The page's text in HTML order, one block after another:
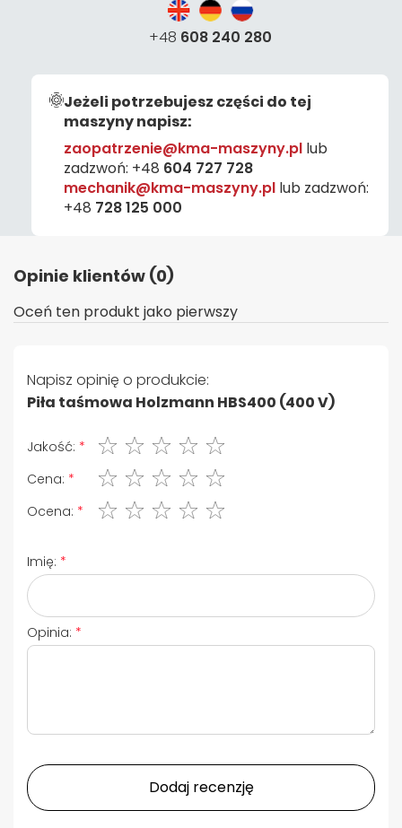
+48 608 240 280
Jeżeli potrzebujesz części do tej
maszyny napisz:
zaopatrzenie@kma-maszyny.pl lub
zadzwoń: +48 604 727 728
mechanik@kma-maszyny.pl lub zadzwoń:
+48 728 125 000
Opinie klientów (0)
Oceń ten produkt jako pierwszy
Napisz opinię o produkcie:
Piła taśmowa Holzmann HBS400 (400 V)
Jakość:
1 gwiazdka
2 gwiazdki
3 gwiazdki4 gwiazdki
Cena:
1 gwiazdka
2 gwiazdki
3 gwiazdki4 gwiazdki
Ocena:
1 gwiazdka
2 gwiazdki
3 gwiazdki4 gwiazdki
Imię:
Opinia:
Dodaj recenzję